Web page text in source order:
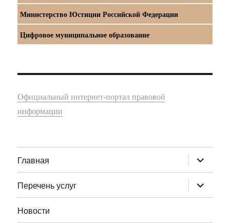
Министерство Юстиции Российской Федерации
Цифровое муниципальное образование
Официальный интернет-портал правовой
информации
Главная раскрыть
дочернее
меню
Перечень услуг
раскрыть
дочернее
меню
Новости